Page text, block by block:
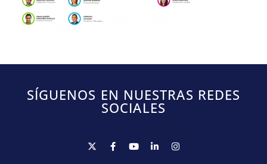
SÍGUENOS EN NUESTRAS REDES
SOCIALES